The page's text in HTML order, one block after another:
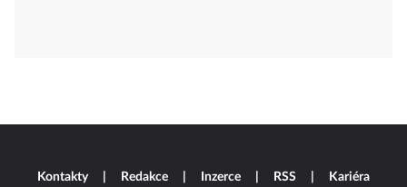
Kontakty Redakce Inzerce RSS Kariéra